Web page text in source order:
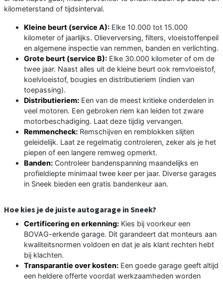
kilometerstand of tijdsinterval.
Kleine beurt (service A): Elke 10.000 tot 15.000
kilometer of jaarlijks. Olieverversing, filters, vloeistoffenpeil
en algemene inspectie van remmen, banden en verlichting.
Grote beurt (service B): Elke 30.000 kilometer of om de
twee jaar. Naast alles uit de kleine beurt ook remvloeistof,
koelvloeistof, bougies en distributieriem (indien van
toepassing).
Distributieriem: Een van de meest kritieke onderdelen in
veel motoren. Een gebroken riem kan leiden tot zware
motorbeschadiging. Laat deze tijdig vervangen.
Remmencheck: Remschijven en remblokken slijten
geleidelijk. Laat ze regelmatig controleren, zeker als je het
piepen of een langere remweg opmerkt.
Banden: Controleer bandenspanning maandelijks en
profieldiepte minimaal twee keer per jaar. Diverse garages
in Sneek bieden een gratis bandenkeur aan.
Hoe kies je de juiste autogarage in Sneek?
Certificering en erkenning: Kies bij voorkeur een
BOVAG-erkende garage. Dit garandeert dat monteurs aan
kwaliteitsnormen voldoen en dat je als klant rechten hebt
bij klachten.
Transparantie over kosten: Een goede garage geeft altijd
een heldere offerte voordat werkzaamheden worden